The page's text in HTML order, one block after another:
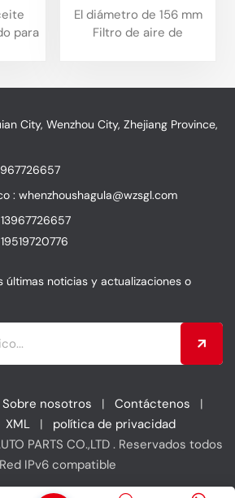
para
y
del
y
con...
para
excavadora de 156 mm
de diámetro para los
El diámetro de 156 mm
Filtro de aire de
diseñado
Modelos de excavadoras
motor y protección en
piezas OEM
eficazmente la entrada
vida útil y manteniendo
su eficiencia.
City, Wenzhou City, Zhejiang Province,
: whenzhoushagula@wzsgl.com
últimas noticias y actualizaciones o
Sobre nosotros | Contáctenos
|
XML |
política de privacidad
PARTS CO.,LTD . Reservados todos
Red IPv6 compatible